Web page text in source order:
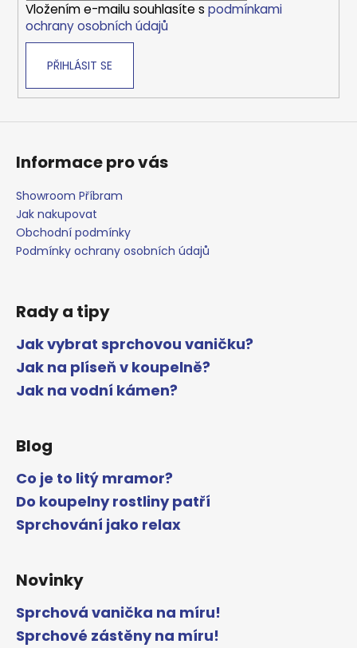
Vložením e-mailu souhlasíte s podmínkami
ochrany osobních údajů
PŘIHLÁSIT SE
Informace pro vás
Showroom Příbram
Jak nakupovat
Obchodní podmínky
Podmínky ochrany osobních údajů
Rady a tipy
Jak vybrat sprchovou vaničku?
Jak na plíseň v koupelně?
Jak na vodní kámen?
Blog
Co je to litý mramor?
Do koupelny rostliny patří
Sprchování jako relax
Novinky
Sprchová vanička na míru!
Sprchové zástěny na míru!